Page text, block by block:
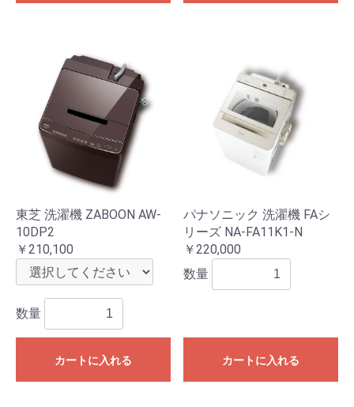
東芝 洗濯機 ZABOON AW-
10DP2
￥210,100
数量
カートに入れる
パナソニック 洗濯機 FAシ
リーズ NA-FA11K1-N
￥220,000
数量
カートに入れる